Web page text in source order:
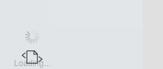
Loading...